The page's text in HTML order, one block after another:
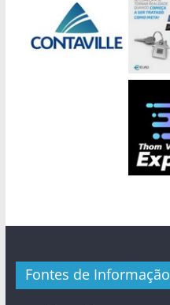
Fontes de Informação